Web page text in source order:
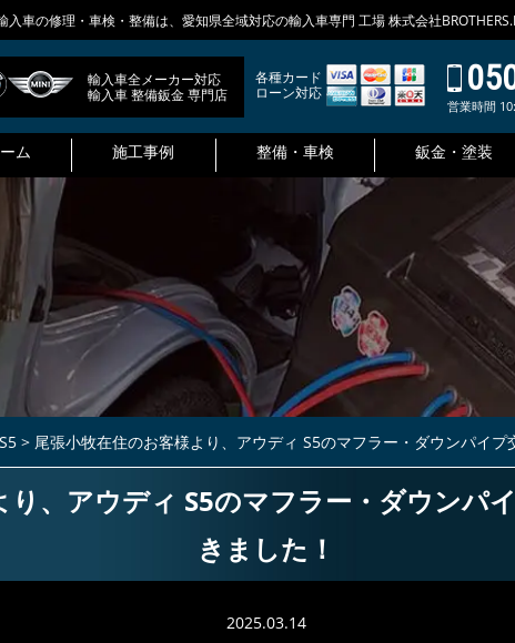
車の修理・車検・整備は、愛知県全域対応の輸入車専門 工場 株式会社
輸入車全メーカー対応
輸入車 整備鈑金 専門店
各種カード
ローン対応
営業時間
ム 施工事例 整備・車検 鈑金・塗装
S5 > 尾張小牧在住のお客様より、アウディ S5のマフラー・ダウンパイ
り、アウディ S5のマフラー・ダウンパ
きました！
2025.03.14